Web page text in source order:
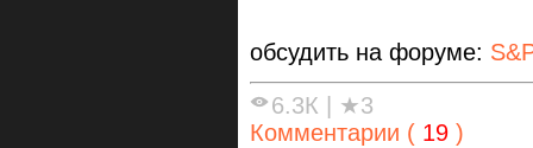
обсудить на форуме:
6.3К
★3
Комментарии ( 19 )